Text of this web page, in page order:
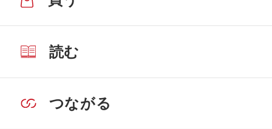
読む
つながる